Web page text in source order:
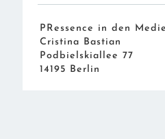
PRessence in den
Cristina Bastian
Podbielskiallee 77
14195 Berlin